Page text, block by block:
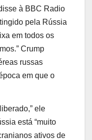
à BBC Radio
pela Rússia
em todos os
Crump
russas
em que o
ele
está “muito
ativos de